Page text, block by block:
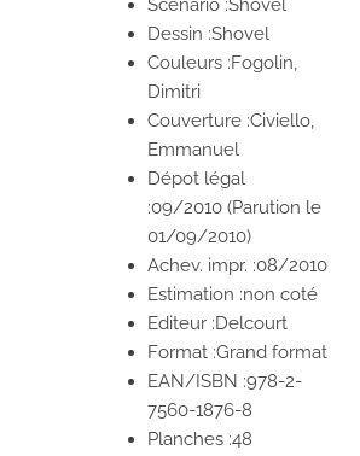
Scénario :Shovel
Dessin :Shovel
Couleurs :Fogolin,
Dimitri
Couverture :Civiello,
Emmanuel
Dépot légal
:09/2010 (Parution le
01/09/2010)
Achev. impr. :08/2010
Estimation :non coté
Editeur :Delcourt
Format :Grand format
EAN/ISBN :978-2-
7560-1876-8
Planches :48